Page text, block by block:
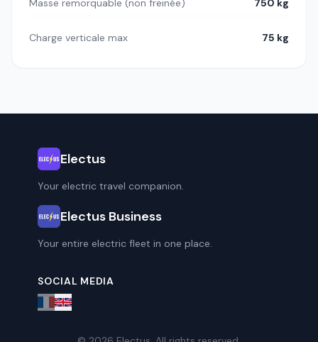
Masse remorquable (non freinée) 750 kg
Charge verticale max 75 kg
Electus
Your electric travel companion.
Electus Business
Your entire electric fleet in one place.
SOCIAL MEDIA